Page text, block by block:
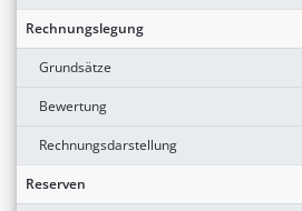
Rechnungslegung
Grundsätze
Bewertung
Rechnungsdarstellung
Reserven